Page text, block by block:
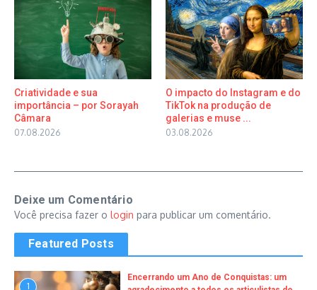
Criatividade e sua
importância – por Sorayah
Câmara
07.08.2026
O impacto do Instagram e do
TikTok na produção de
galerias e muse ...
03.08.2026
Deixe um Comentário
Você precisa fazer o login para publicar um comentário.
Featured Posts
1
Encerrando um Ano de Conquistas: um